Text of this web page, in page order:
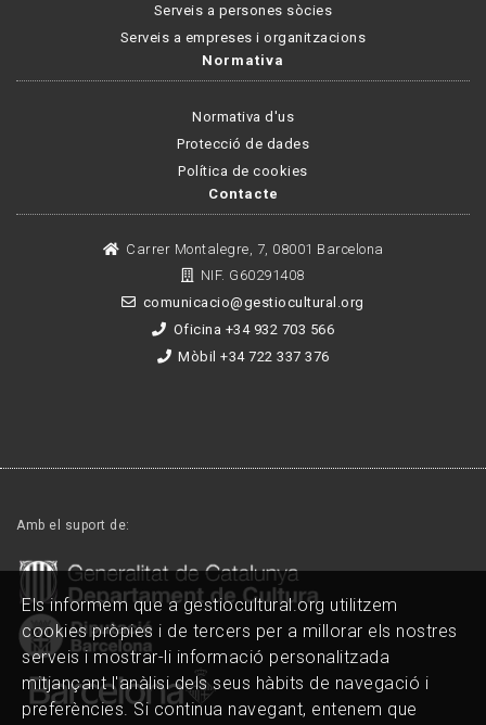
Serveis a persones sòcies
Serveis a empreses i organitzacions
Normativa
Normativa d'us
Protecció de dades
Política de cookies
Contacte
Carrer Montalegre, 7, 08001 Barcelona
NIF. G60291408
comunicacio@gestiocultural.org
Oficina +34 932 703 566
Mòbil +34 722 337 376
Amb el suport de:
Els informem que a gestiocultural.org utilitzem
cookies pròpies i de tercers per a millorar els nostres
serveis i mostrar-li informació personalitzada
mitjançant l'anàlisi dels seus hàbits de navegació i
preferències. Si continua navegant, entenem que